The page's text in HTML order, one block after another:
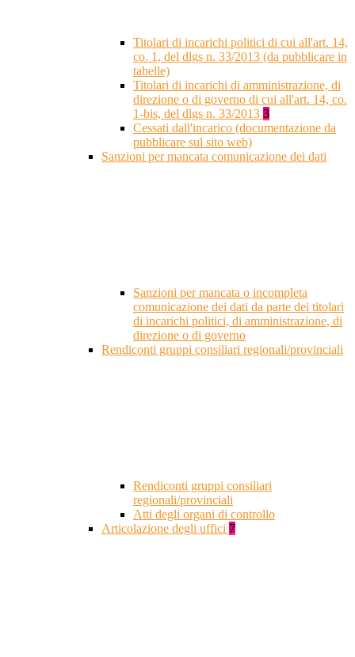
Titolari di incarichi politici di cui all'art. 14,
co. 1, del dlgs n. 33/2013 (da pubblicare in
tabelle)
Titolari di incarichi di amministrazione, di
direzione o di governo di cui all'art. 14, co.
1-bis, del dlgs n. 33/2013 3
Cessati dall'incarico (documentazione da
pubblicare sul sito web)
Sanzioni per mancata comunicazione dei dati
Sanzioni per mancata o incompleta
comunicazione dei dati da parte dei titolari
di incarichi politici, di amministrazione, di
direzione o di governo
Rendiconti gruppi consiliari regionali/provinciali
Rendiconti gruppi consiliari
regionali/provinciali
Atti degli organi di controllo
Articolazione degli uffici 7